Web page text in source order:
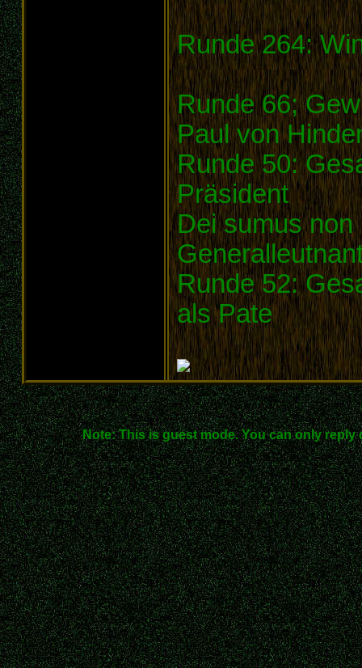
Runde 264:
Runde 66;
Paul von
Runde 50:
Präsident
Dei sumus non
Runde 52:
als Pate
Note: This is guest mode. You can only